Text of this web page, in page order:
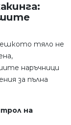
тяло не
наръчници
за пълна
на